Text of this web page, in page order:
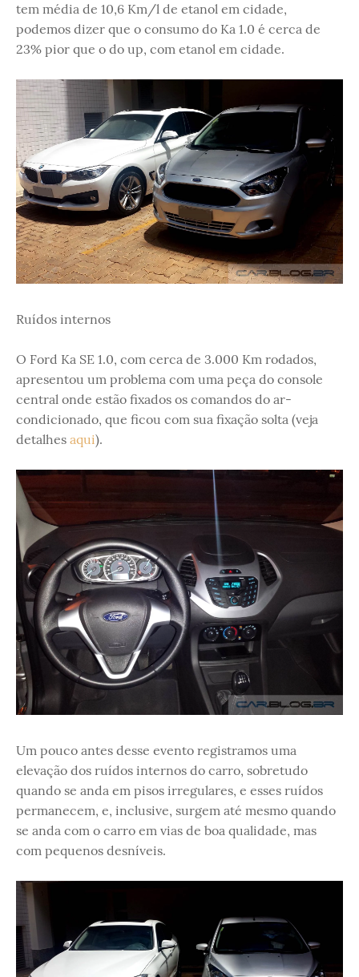
tem média de 10,6 Km/l de etanol em cidade,
podemos dizer que o consumo do Ka 1.0 é cerca de
23% pior que o do up, com etanol em cidade.
Ruídos internos
O Ford Ka SE 1.0, com cerca de 3.000 Km rodados,
apresentou um problema com uma peça do console
central onde estão fixados os comandos do ar-
condicionado, que ficou com sua fixação solta (veja
detalhes aqui).
Um pouco antes desse evento registramos uma
elevação dos ruídos internos do carro, sobretudo
quando se anda em pisos irregulares, e esses ruídos
permanecem, e, inclusive, surgem até mesmo quando
se anda com o carro em vias de boa qualidade, mas
com pequenos desníveis.